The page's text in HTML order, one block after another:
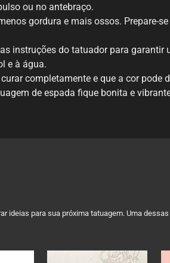
ou no antebraço.
gordura e mais ossos. Prepare-
instruções do tatuador para garantir
e à água.
completamente e que a cor pode
de espada fique bonita e
ideias para sua próxima tatuagem. Uma